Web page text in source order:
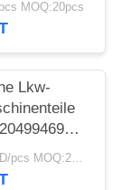
MOQ:20pcs
Lkw-
fürUSD25-30USD/pcs MOQ:20pcs